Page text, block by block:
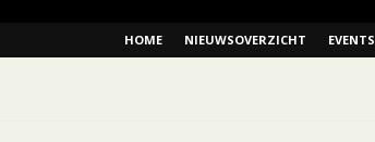
HOME NIEUWSOVERZICHT EVENTS